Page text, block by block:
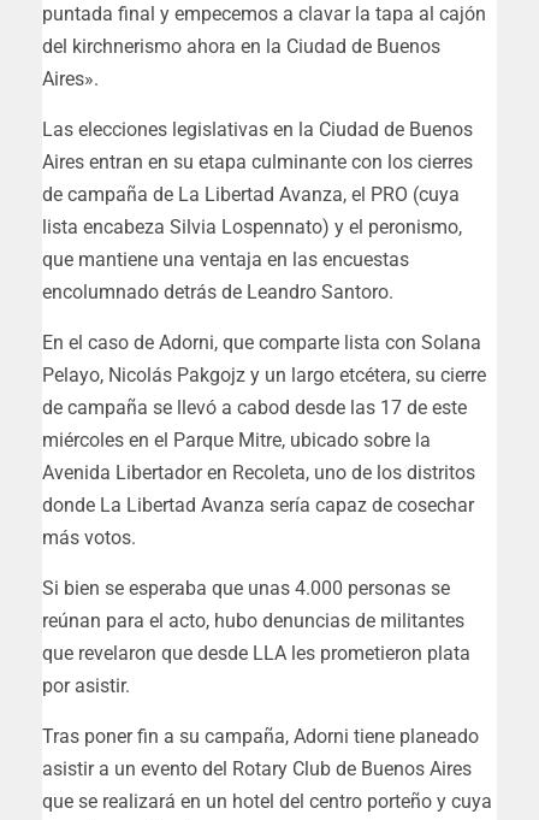
puntada final y empecemos a clavar la tapa al cajón
del kirchnerismo ahora en la Ciudad de Buenos
Aires».
Las elecciones legislativas en la Ciudad de Buenos
Aires entran en su etapa culminante con los cierres
de campaña de La Libertad Avanza, el PRO (cuya
lista encabeza Silvia Lospennato) y el peronismo,
que mantiene una ventaja en las encuestas
encolumnado detrás de Leandro Santoro.
En el caso de Adorni, que comparte lista con Solana
Pelayo, Nicolás Pakgojz y un largo etcétera, su cierre
de campaña se llevó a cabod desde las 17 de este
miércoles en el Parque Mitre, ubicado sobre la
Avenida Libertador en Recoleta, uno de los distritos
donde La Libertad Avanza sería capaz de cosechar
más votos.
Si bien se esperaba que unas 4.000 personas se
reúnan para el acto, hubo denuncias de militantes
que revelaron que desde LLA les prometieron plata
por asistir.
Tras poner fin a su campaña, Adorni tiene planeado
asistir a un evento del Rotary Club de Buenos Aires
que se realizará en un hotel del centro porteño y cuya